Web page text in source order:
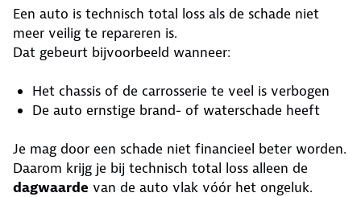
Een auto is technisch total loss als de schade niet
meer veilig te repareren is.
Dat gebeurt bijvoorbeeld wanneer:
Het chassis of de carrosserie te veel is verbogen
De auto ernstige brand- of waterschade heeft
Je mag door een schade niet financieel beter worden.
Daarom krijg je bij technisch total loss alleen de
dagwaarde van de auto vlak vóór het ongeluk.